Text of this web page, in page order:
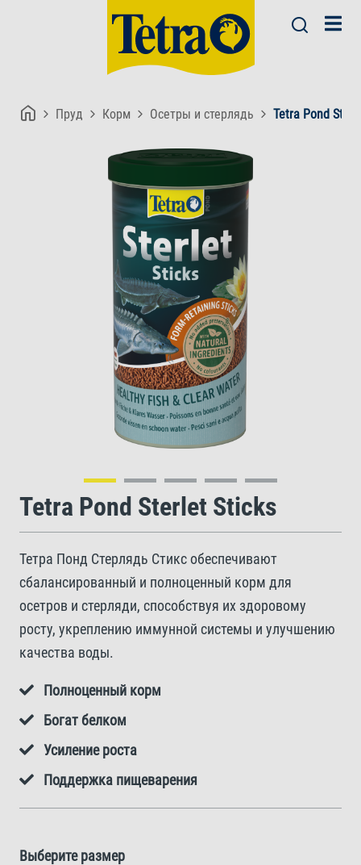
Пруд Корм Осетры и стерлядь Tetra Pond
Tetra Pond Sterlet Sticks
Тетра Понд Стерлядь Стикс обеспечивают
сбалансированный и полноценный корм для
осетров и стерляди, способствуя их здоровому
росту, укреплению иммунной системы и улучшению
качества воды.
Полноценный корм
Богат белком
Усиление роста
Поддержка пищеварения
Выберите размер